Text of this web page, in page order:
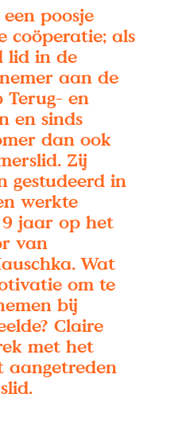
poosje
coöperatie; als
lid in de
aan de
Terug- en
en sinds
dan ook
Zij
gestudeerd in
werkte
9 jaar op het
van
Wat
om te
bij
Claire
met het
aangetreden